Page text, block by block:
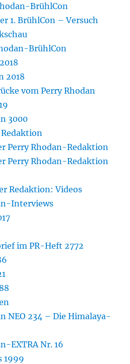
BrühlCon
1. BrühlCon – Versuch
BrühlCon
2018
vom Perry Rhodan
3000
Perry Rhodan-Redaktion
Perry Rhodan-Redaktion
Redaktion: Videos
Interviews
im PR-Heft 2772
NEO 234 – Die Himalaya-
EXTRA Nr. 16
1999